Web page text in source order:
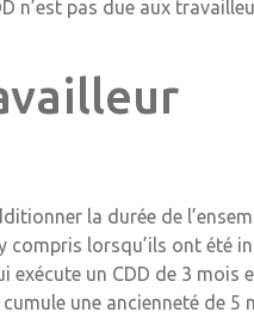
n’est pas due aux
la durée de
compris lorsqu’ils ont été
exécute un CDD de 3 mois
une ancienneté de 5